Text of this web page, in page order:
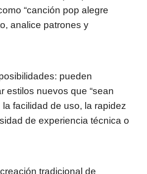
“canción pop alegre
analice patrones y
pueden
estilos nuevos que “sean
facilidad de uso, la rapidez
de experiencia técnica o
tradicional de